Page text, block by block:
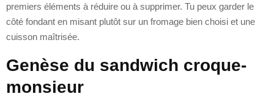
premiers éléments à réduire ou à supprimer. Tu peux garder le
côté fondant en misant plutôt sur un fromage bien choisi et une
cuisson maîtrisée.
Genèse du sandwich croque-
monsieur